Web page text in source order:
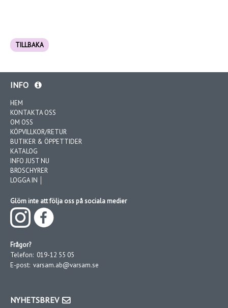
TILLBAKA
INFO
HEM
KONTAKTA OSS
OM OSS
KÖPVILLKOR/RETUR
BUTIKER & ÖPPETTIDER
KATALOG
INFO JUST NU
BROSCHYRER
LOGGA IN │
Glöm inte att följa oss på sociala medier
Frågor?
Telefon: 019-12 55 05
E-post: varsam.ab@varsam.se
NYHETSBREV